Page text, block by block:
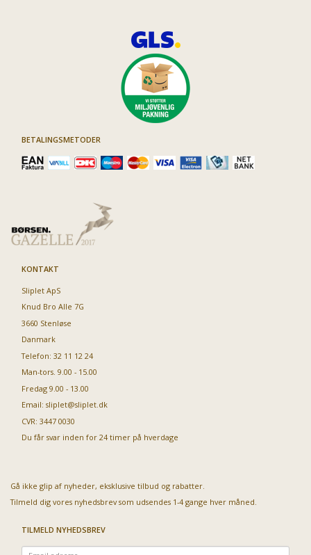
BETALINGSMETODER
KONTAKT
Sliplet ApS
Knud Bro Alle 7G
3660 Stenløse
Danmark
Telefon: 32 11 12 24
Man-tors. 9.00 - 15.00
Fredag 9.00 - 13.00
Email: sliplet@sliplet.dk
CVR: 3447 0030
Du får svar inden for 24 timer på hverdage
Gå ikke glip af nyheder, eksklusive tilbud og rabatter.
Tilmeld dig vores nyhedsbrev som udsendes 1-4 gange hver måned.
TILMELD NYHEDSBREV
Email-